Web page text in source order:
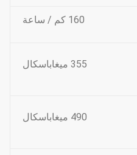
160 كم / ساعة
355 ميغاباسكال
490 ميغاباسكال